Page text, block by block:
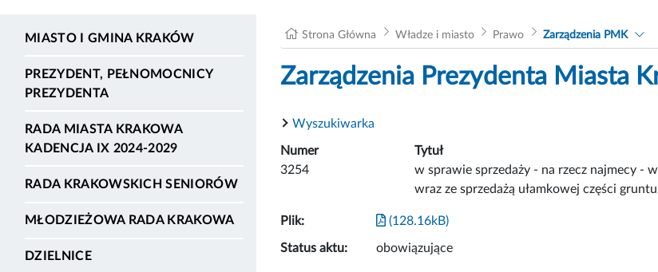
MIASTO I GMINA KRAKÓW
PREZYDENT, PEŁNOMOCNICY
PREZYDENTA
RADA MIASTA KRAKOWA
KADENCJA IX 2024-2029
RADA KRAKOWSKICH SENIORÓW
MŁODZIEŻOWA RADA KRAKOWA
DZIELNICE
Strona Główna Władze i miasto Prawo Zarządzenia PMK
Zarządzenia Prezydenta Miasta
Wyszukiwarka
Numer Tytuł
3254
w sprawie sprzedaży - na rzecz najmecy -
wraz ze sprzedażą ułamkowej części
Plik: (128.16kB)
Status aktu: obowiązujące